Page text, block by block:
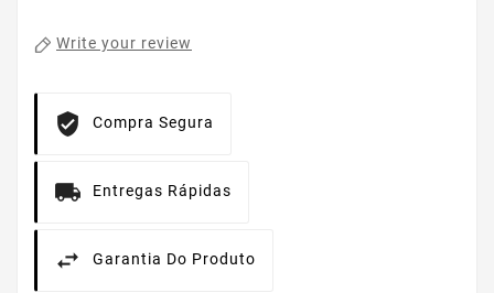
Write your review
Compra Segura
Entregas Rápidas
Garantia Do Produto